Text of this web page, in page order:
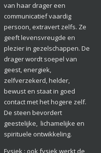
van haar drager een
communicatief vaardig
persoon, extravert zelfs. Ze
geeft levensvreugde en
plezier in gezelschappen. De
drager wordt soepel van
geest, energiek,
zelfverzekerd, helder,
bewust en staat in goed
contact met het hogere zelf.
De steen bevordert
geestelijke, lichamelijke en
spirituele ontwikkeling.
Fysiek : ook fysiek werkt de